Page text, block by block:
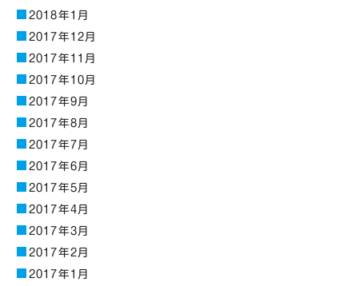
2018年1月
2017年12月
2017年11月
2017年10月
2017年9月
2017年8月
2017年7月
2017年6月
2017年5月
2017年4月
2017年3月
2017年2月
2017年1月